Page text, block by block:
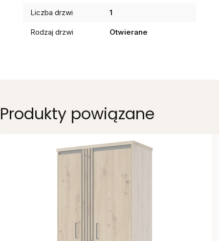
Liczba drzwi 1
Rodzaj drzwi Otwierane
Produkty powiązane